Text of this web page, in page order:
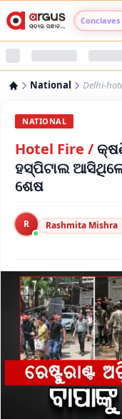
Conclaves
National Delhi-
NATIONAL
Hotel Fire /
ହସ୍ପିଟାଲ
ଶେଷ
R Rashmita Mishra